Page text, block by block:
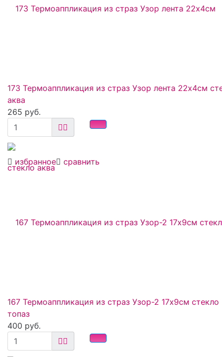
избранное сравнить
173 Термоаппликация из страз Узор лента 22х4см
аква
265 руб.
167 Термоаппликация из страз Узор-2 17х9см стекло
топаз
400 руб.